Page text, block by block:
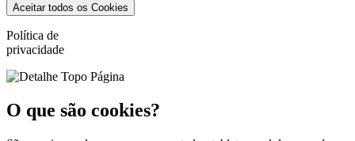
Aceitar todos os Cookies
Política de
privacidade
O que são cookies?